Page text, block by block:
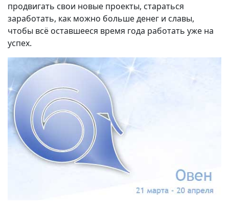
продвигать свои новые проекты, стараться
заработать, как можно больше денег и славы,
чтобы всё оставшееся время года работать уже на
успех.